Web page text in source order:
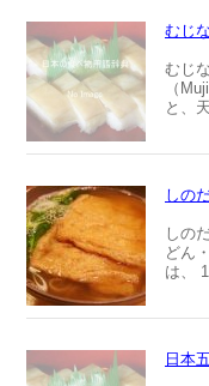
むじ
むじ
（
と、
しの
しの
どん
は、
日本